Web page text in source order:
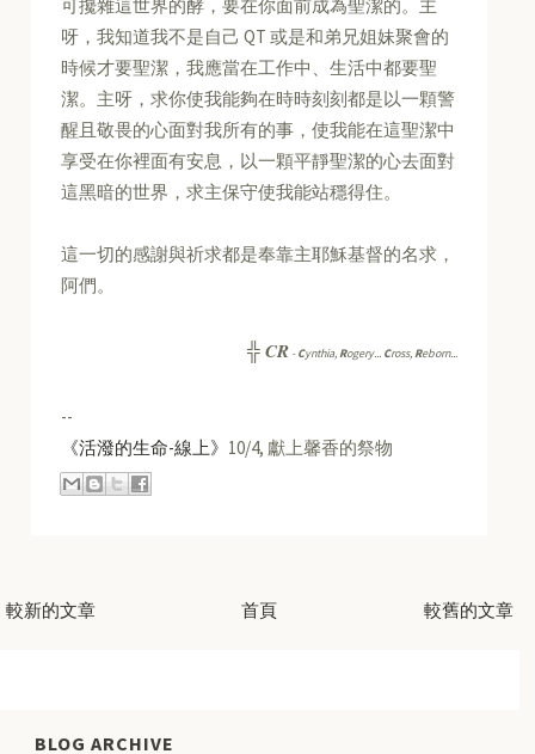
可攙雜這世界的酵，要在你面前成為聖潔的。主
呀，我知道我不是自己 QT 或是和弟兄姐妹聚會的
時候才要聖潔，我應當在工作中、生活中都要聖
潔。主呀，求你使我能夠在時時刻刻都是以一顆警
醒且敬畏的心面對我所有的事，使我能在這聖潔中
享受在你裡面有安息，以一顆平靜聖潔的心去面對
這黑暗的世界，求主保守使我能站穩得住。
這一切的感謝與祈求都是奉靠主耶穌基督的名求，
阿們。
╬CR -Cynthia, Rogery... Cross, Reborn...
--
《活潑的生命-線上》 10/4, 獻上馨香的祭物
較新的文章 較舊的文章
首頁
BLOG ARCHIVE